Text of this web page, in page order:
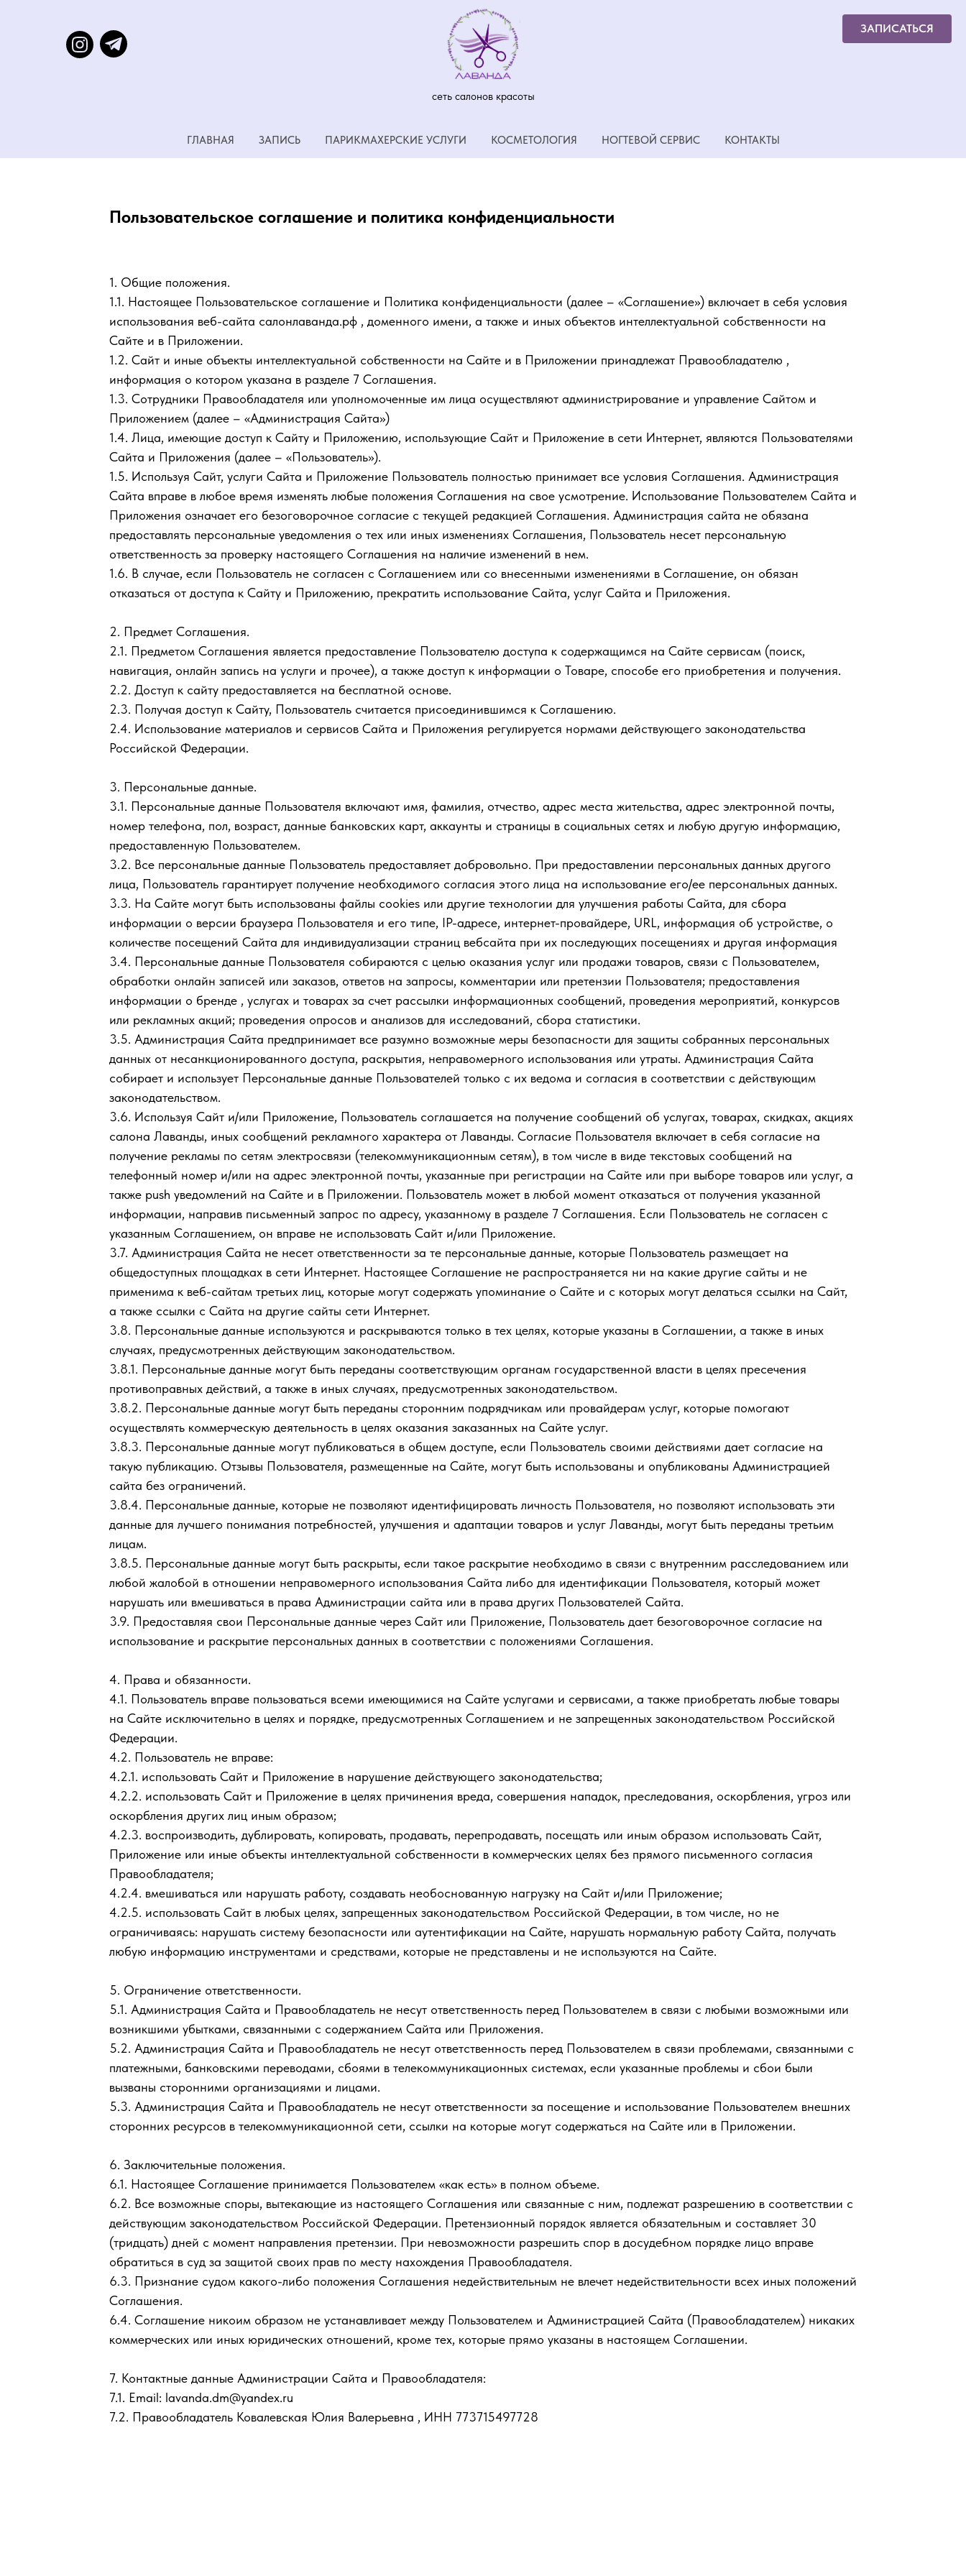
сеть салонов красоты
ГЛАВНАЯ ЗАПИСЬ ПАРИКМАХЕРСКИЕ УСЛУГИ КОСМЕТОЛОГИЯ НОГТЕВОЙ СЕРВИС КОНТАКТЫ
1. Общие положения.
1.1. Настоящее Пользовательское соглашение и Политика конфиденциальности (далее – «Соглашение») включает в себя условия
использования веб-сайта салонлаванда.рф , доменного имени, а также и иных объектов интеллектуальной собственности на
Сайте и в Приложении.
1.2. Сайт и иные объекты интеллектуальной собственности на Сайте и в Приложении принадлежат Правообладателю ,
информация о котором указана в разделе 7 Соглашения.
1.3. Сотрудники Правообладателя или уполномоченные им лица осуществляют администрирование и управление Сайтом и
Приложением (далее – «Администрация Сайта»)
1.4. Лица, имеющие доступ к Сайту и Приложению, использующие Сайт и Приложение в сети Интернет, являются Пользователями
Сайта и Приложения (далее – «Пользователь»).
1.5. Используя Сайт, услуги Сайта и Приложение Пользователь полностью принимает все условия Соглашения. Администрация
Сайта вправе в любое время изменять любые положения Соглашения на свое усмотрение. Использование Пользователем Сайта и
Приложения означает его безоговорочное согласие с текущей редакцией Соглашения. Администрация сайта не обязана
предоставлять персональные уведомления о тех или иных изменениях Соглашения, Пользователь несет персональную
ответственность за проверку настоящего Соглашения на наличие изменений в нем.
1.6. В случае, если Пользователь не согласен с Соглашением или со внесенными изменениями в Соглашение, он обязан
отказаться от доступа к Сайту и Приложению, прекратить использование Сайта, услуг Сайта и Приложения.
2. Предмет Соглашения.
2.1. Предметом Соглашения является предоставление Пользователю доступа к содержащимся на Сайте сервисам (поиск,
навигация, онлайн запись на услуги и прочее), а также доступ к информации о Товаре, способе его приобретения и получения.
2.2. Доступ к сайту предоставляется на бесплатной основе.
2.3. Получая доступ к Сайту, Пользователь считается присоединившимся к Соглашению.
2.4. Использование материалов и сервисов Сайта и Приложения регулируется нормами действующего законодательства
Российской Федерации.
3. Персональные данные.
3.1. Персональные данные Пользователя включают имя, фамилия, отчество, адрес места жительства, адрес электронной почты,
номер телефона, пол, возраст, данные банковских карт, аккаунты и страницы в социальных сетях и любую другую информацию,
предоставленную Пользователем.
3.2. Все персональные данные Пользователь предоставляет добровольно. При предоставлении персональных данных другого
лица, Пользователь гарантирует получение необходимого согласия этого лица на использование его/ее персональных данных.
3.3. На Сайте могут быть использованы файлы cookies или другие технологии для улучшения работы Сайта, для сбора
информации о версии браузера Пользователя и его типе, IP-адресе, интернет-провайдере, URL, информация об устройстве, о
количестве посещений Сайта для индивидуализации страниц вебсайта при их последующих посещениях и другая информация
3.4. Персональные данные Пользователя собираются с целью оказания услуг или продажи товаров, связи с Пользователем,
обработки онлайн записей или заказов, ответов на запросы, комментарии или претензии Пользователя; предоставления
информации о бренде , услугах и товарах за счет рассылки информационных сообщений, проведения мероприятий, конкурсов
или рекламных акций; проведения опросов и анализов для исследований, сбора статистики.
3.5. Администрация Сайта предпринимает все разумно возможные меры безопасности для защиты собранных персональных
данных от несанкционированного доступа, раскрытия, неправомерного использования или утраты. Администрация Сайта
собирает и использует Персональные данные Пользователей только с их ведома и согласия в соответствии с действующим
законодательством.
3.6. Используя Сайт и/или Приложение, Пользователь соглашается на получение сообщений об услугах, товарах, скидках, акциях
салона Лаванды, иных сообщений рекламного характера от Лаванды. Согласие Пользователя включает в себя согласие на
получение рекламы по сетям электросвязи (телекоммуникационным сетям), в том числе в виде текстовых сообщений на
телефонный номер и/или на адрес электронной почты, указанные при регистрации на Сайте или при выборе товаров или услуг, а
также push уведомлений на Сайте и в Приложении. Пользователь может в любой момент отказаться от получения указанной
информации, направив письменный запрос по адресу, указанному в разделе 7 Соглашения. Если Пользователь не согласен с
указанным Соглашением, он вправе не использовать Сайт и/или Приложение.
3.7. Администрация Сайта не несет ответственности за те персональные данные, которые Пользователь размещает на
общедоступных площадках в сети Интернет. Настоящее Соглашение не распространяется ни на какие другие сайты и не
применима к веб-сайтам третьих лиц, которые могут содержать упоминание о Сайте и с которых могут делаться ссылки на Сайт,
а также ссылки с Сайта на другие сайты сети Интернет.
3.8. Персональные данные используются и раскрываются только в тех целях, которые указаны в Соглашении, а также в иных
случаях, предусмотренных действующим законодательством.
3.8.1. Персональные данные могут быть переданы соответствующим органам государственной власти в целях пресечения
противоправных действий, а также в иных случаях, предусмотренных законодательством.
3.8.2. Персональные данные могут быть переданы сторонним подрядчикам или провайдерам услуг, которые помогают
осуществлять коммерческую деятельность в целях оказания заказанных на Сайте услуг.
3.8.3. Персональные данные могут публиковаться в общем доступе, если Пользователь своими действиями дает согласие на
такую публикацию. Отзывы Пользователя, размещенные на Сайте, могут быть использованы и опубликованы Администрацией
сайта без ограничений.
3.8.4. Персональные данные, которые не позволяют идентифицировать личность Пользователя, но позволяют использовать эти
данные для лучшего понимания потребностей, улучшения и адаптации товаров и услуг Лаванды, могут быть переданы третьим
лицам.
3.8.5. Персональные данные могут быть раскрыты, если такое раскрытие необходимо в связи с внутренним расследованием или
любой жалобой в отношении неправомерного использования Сайта либо для идентификации Пользователя, который может
нарушать или вмешиваться в права Администрации сайта или в права других Пользователей Сайта.
3.9. Предоставляя свои Персональные данные через Сайт или Приложение, Пользователь дает безоговорочное согласие на
использование и раскрытие персональных данных в соответствии с положениями Соглашения.
4. Права и обязанности.
4.1. Пользователь вправе пользоваться всеми имеющимися на Сайте услугами и сервисами, а также приобретать любые товары
на Сайте исключительно в целях и порядке, предусмотренных Соглашением и не запрещенных законодательством Российской
Федерации.
4.2. Пользователь не вправе:
4.2.1. использовать Сайт и Приложение в нарушение действующего законодательства;
4.2.2. использовать Сайт и Приложение в целях причинения вреда, совершения нападок, преследования, оскорбления, угроз или
оскорбления других лиц иным образом;
4.2.3. воспроизводить, дублировать, копировать, продавать, перепродавать, посещать или иным образом использовать Сайт,
Приложение или иные объекты интеллектуальной собственности в коммерческих целях без прямого письменного согласия
Правообладателя;
4.2.4. вмешиваться или нарушать работу, создавать необоснованную нагрузку на Сайт и/или Приложение;
4.2.5. использовать Сайт в любых целях, запрещенных законодательством Российской Федерации, в том числе, но не
ограничиваясь: нарушать систему безопасности или аутентификации на Сайте, нарушать нормальную работу Сайта, получать
любую информацию инструментами и средствами, которые не представлены и не используются на Сайте.
5. Ограничение ответственности.
5.1. Администрация Сайта и Правообладатель не несут ответственность перед Пользователем в связи с любыми возможными или
возникшими убытками, связанными с содержанием Сайта или Приложения.
5.2. Администрация Сайта и Правообладатель не несут ответственность перед Пользователем в связи проблемами, связанными с
платежными, банковскими переводами, сбоями в телекоммуникационных системах, если указанные проблемы и сбои были
вызваны сторонними организациями и лицами.
5.3. Администрация Сайта и Правообладатель не несут ответственности за посещение и использование Пользователем внешних
сторонних ресурсов в телекоммуникационной сети, ссылки на которые могут содержаться на Сайте или в Приложении.
6. Заключительные положения.
6.1. Настоящее Соглашение принимается Пользователем «как есть» в полном объеме.
6.2. Все возможные споры, вытекающие из настоящего Соглашения или связанные с ним, подлежат разрешению в соответствии с
действующим законодательством Российской Федерации. Претензионный порядок является обязательным и составляет 30
(тридцать) дней с момент направления претензии. При невозможности разрешить спор в досудебном порядке лицо вправе
обратиться в суд за защитой своих прав по месту нахождения Правообладателя.
6.3. Признание судом какого-либо положения Соглашения недействительным не влечет недействительности всех иных положений
Соглашения.
6.4. Соглашение никоим образом не устанавливает между Пользователем и Администрацией Сайта (Правообладателем) никаких
коммерческих или иных юридических отношений, кроме тех, которые прямо указаны в настоящем Соглашении.
7. Контактные данные Администрации Сайта и Правообладателя:
7.1. Email: lavanda.dm@yandex.ru
7.2. Правообладатель Ковалевская Юлия Валерьевна , ИНН 773715497728
Пользовательское соглашение и политика конфиденциальности
ЗАПИСАТЬСЯ